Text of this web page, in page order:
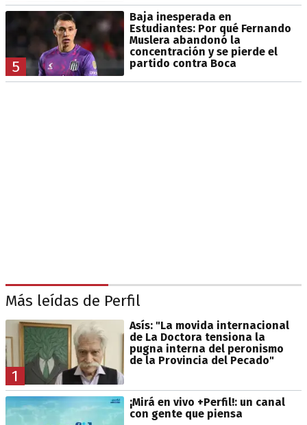
5
Baja inesperada en
Estudiantes: Por qué Fernando
Muslera abandonó la
concentración y se pierde el
partido contra Boca
Más leídas de Perfil
1
Asís: "La movida internacional
de La Doctora tensiona la
pugna interna del peronismo
de la Provincia del Pecado"
¡Mirá en vivo +Perfil!: un canal
con gente que piensa